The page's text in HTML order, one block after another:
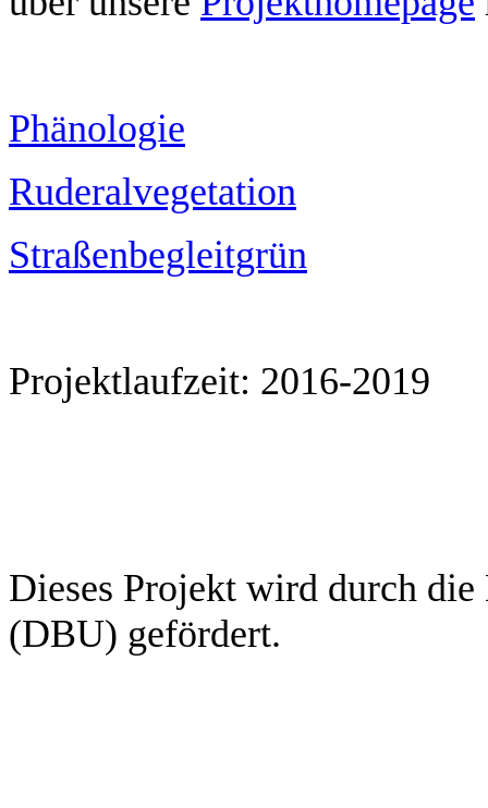
Phänologie
Ruderalvegetation
Straßenbegleitgrün
Projektlaufzeit: 2016-2019
Dieses Projekt wird durch
(DBU) gefördert.